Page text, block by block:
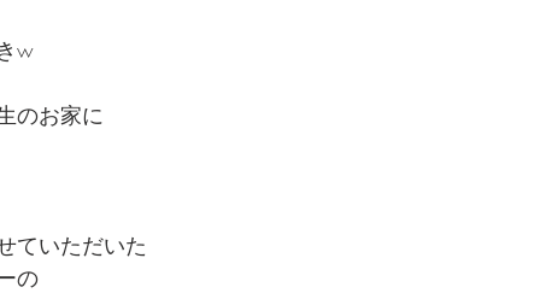
w
のお家に
ていただいた
の